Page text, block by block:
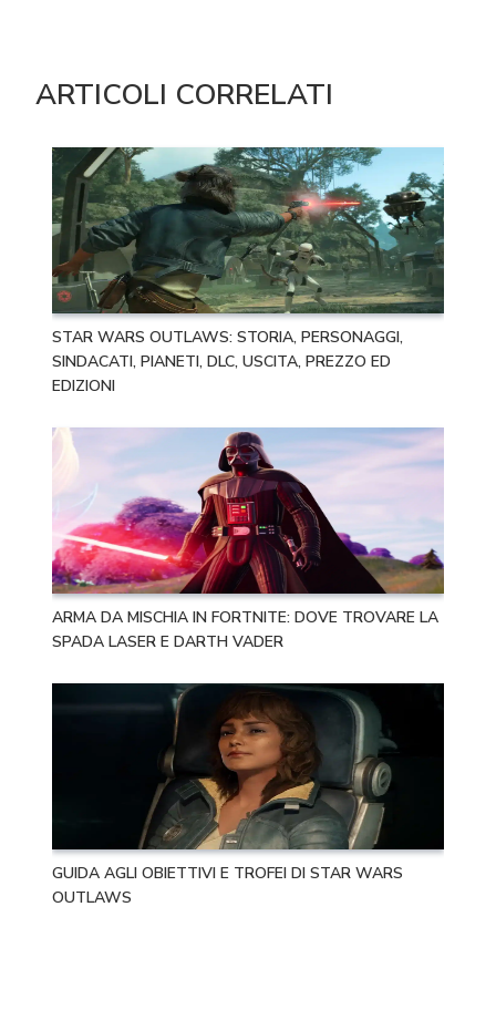
ARTICOLI CORRELATI
STAR WARS OUTLAWS: STORIA, PERSONAGGI,
SINDACATI, PIANETI, DLC, USCITA, PREZZO ED
EDIZIONI
ARMA DA MISCHIA IN FORTNITE: DOVE TROVARE LA
SPADA LASER E DARTH VADER
GUIDA AGLI OBIETTIVI E TROFEI DI STAR WARS
OUTLAWS